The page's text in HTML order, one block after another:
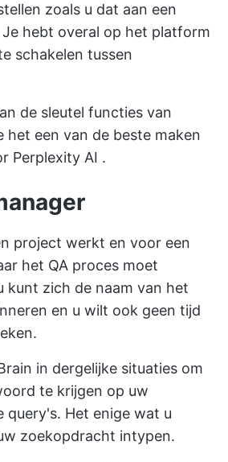
zoals u dat aan een
hebt overal op het platform
schakelen tussen
de sleutel functies van
het een van de beste maken
Perplexity AI .
project werkt en voor een
het QA proces moet
kunt zich de naam van het
en u wilt ook geen tijd
in dergelijke situaties om
te krijgen op uw
query's. Het enige wat u
zoekopdracht intypen.